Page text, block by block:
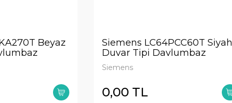
Beyaz
Siemens LC64PCC60T Siyah
Duvar Tipi Davlumbaz
Siemens
0,00 TL